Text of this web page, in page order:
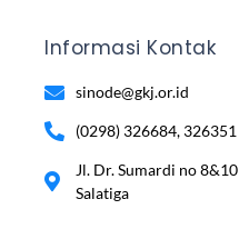
Informasi Kontak
sinode@gkj.or.id
(0298) 326684, 326351
Jl. Dr. Sumardi no 8&10
Salatiga